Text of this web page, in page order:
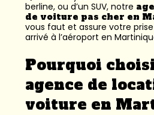
berline, ou d’un SUV, notre
de voiture pas cher en
vous faut et assure votre
arrivé à l’aéroport en
Pourquoi
agence de
voiture en